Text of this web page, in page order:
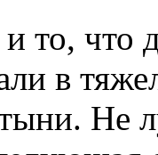
то, что
в
Не